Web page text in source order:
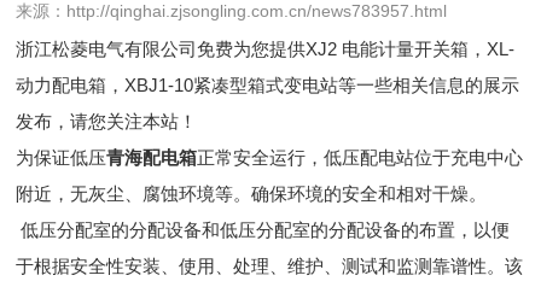
来源：http://qinghai.zjsongling.com.cn/news783957.html
浙江松菱电气有限公司免费为您提供XJ2 电能计量开关箱 ，XL-
动力配电箱，XBJ1-10紧凑型箱式变电站等一些相关信息的展示
发布，请您关注本站！
为保证低压青海配电箱正常安全运行，低压配电站位于充电中心
附近，无灰尘、腐蚀环境等。确保环境的安全和相对干燥。
低压分配室的分配设备和低压分配室的分配设备的布置，以便
于根据安全性安装、使用、处理、维护、测试和监测靠谱性。该